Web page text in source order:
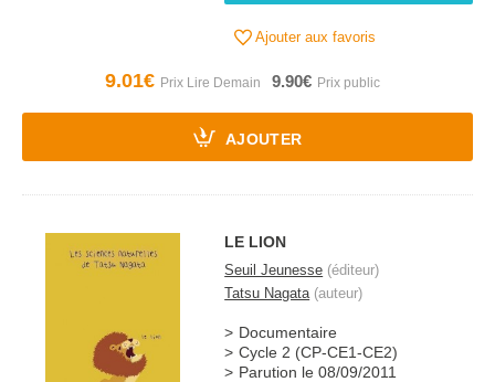
Ajouter aux favoris
9.01€ 9.90€
AJOUTER
LE LION
Seuil Jeunesse (éditeur)
Tatsu Nagata(auteur)
Documentaire
Cycle 2 (CP-CE1-CE2)
Parution le 08/09/2011